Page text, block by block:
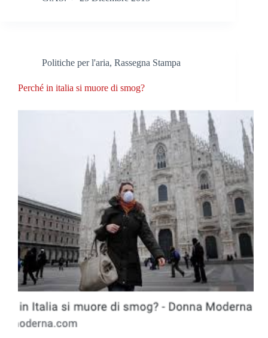
Politiche per l'aria, Rassegna Stampa
Perché in italia si muore di smog?